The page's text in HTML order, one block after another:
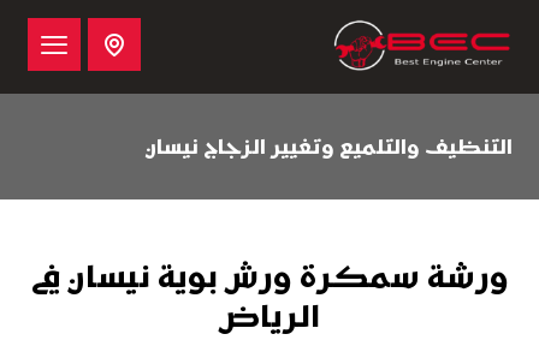
التنظيف والتلميع وتغيير الزجاج نيسان
ورشة سمكرة ورش بوية نيسان في
الرياض